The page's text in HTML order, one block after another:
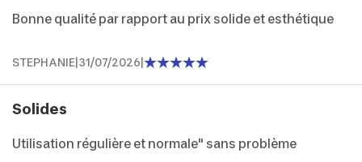
Bonne qualité par rapport au prix solide et esthétique
STEPHANIE|31/07/2026|
Solides
Utilisation régulière et normale" sans problème